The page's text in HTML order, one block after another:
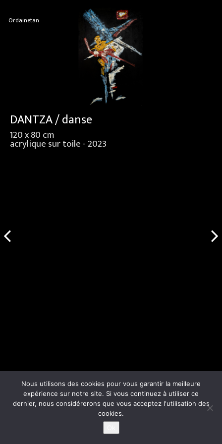
Ordainetan
DANTZA / danse
120 x 80 cm
acrylique sur toile - 2023
Nous utilisons des cookies pour vous garantir la meilleure
expérience sur notre site. Si vous continuez à utiliser ce
dernier, nous considérerons que vous acceptez l'utilisation des
cookies.